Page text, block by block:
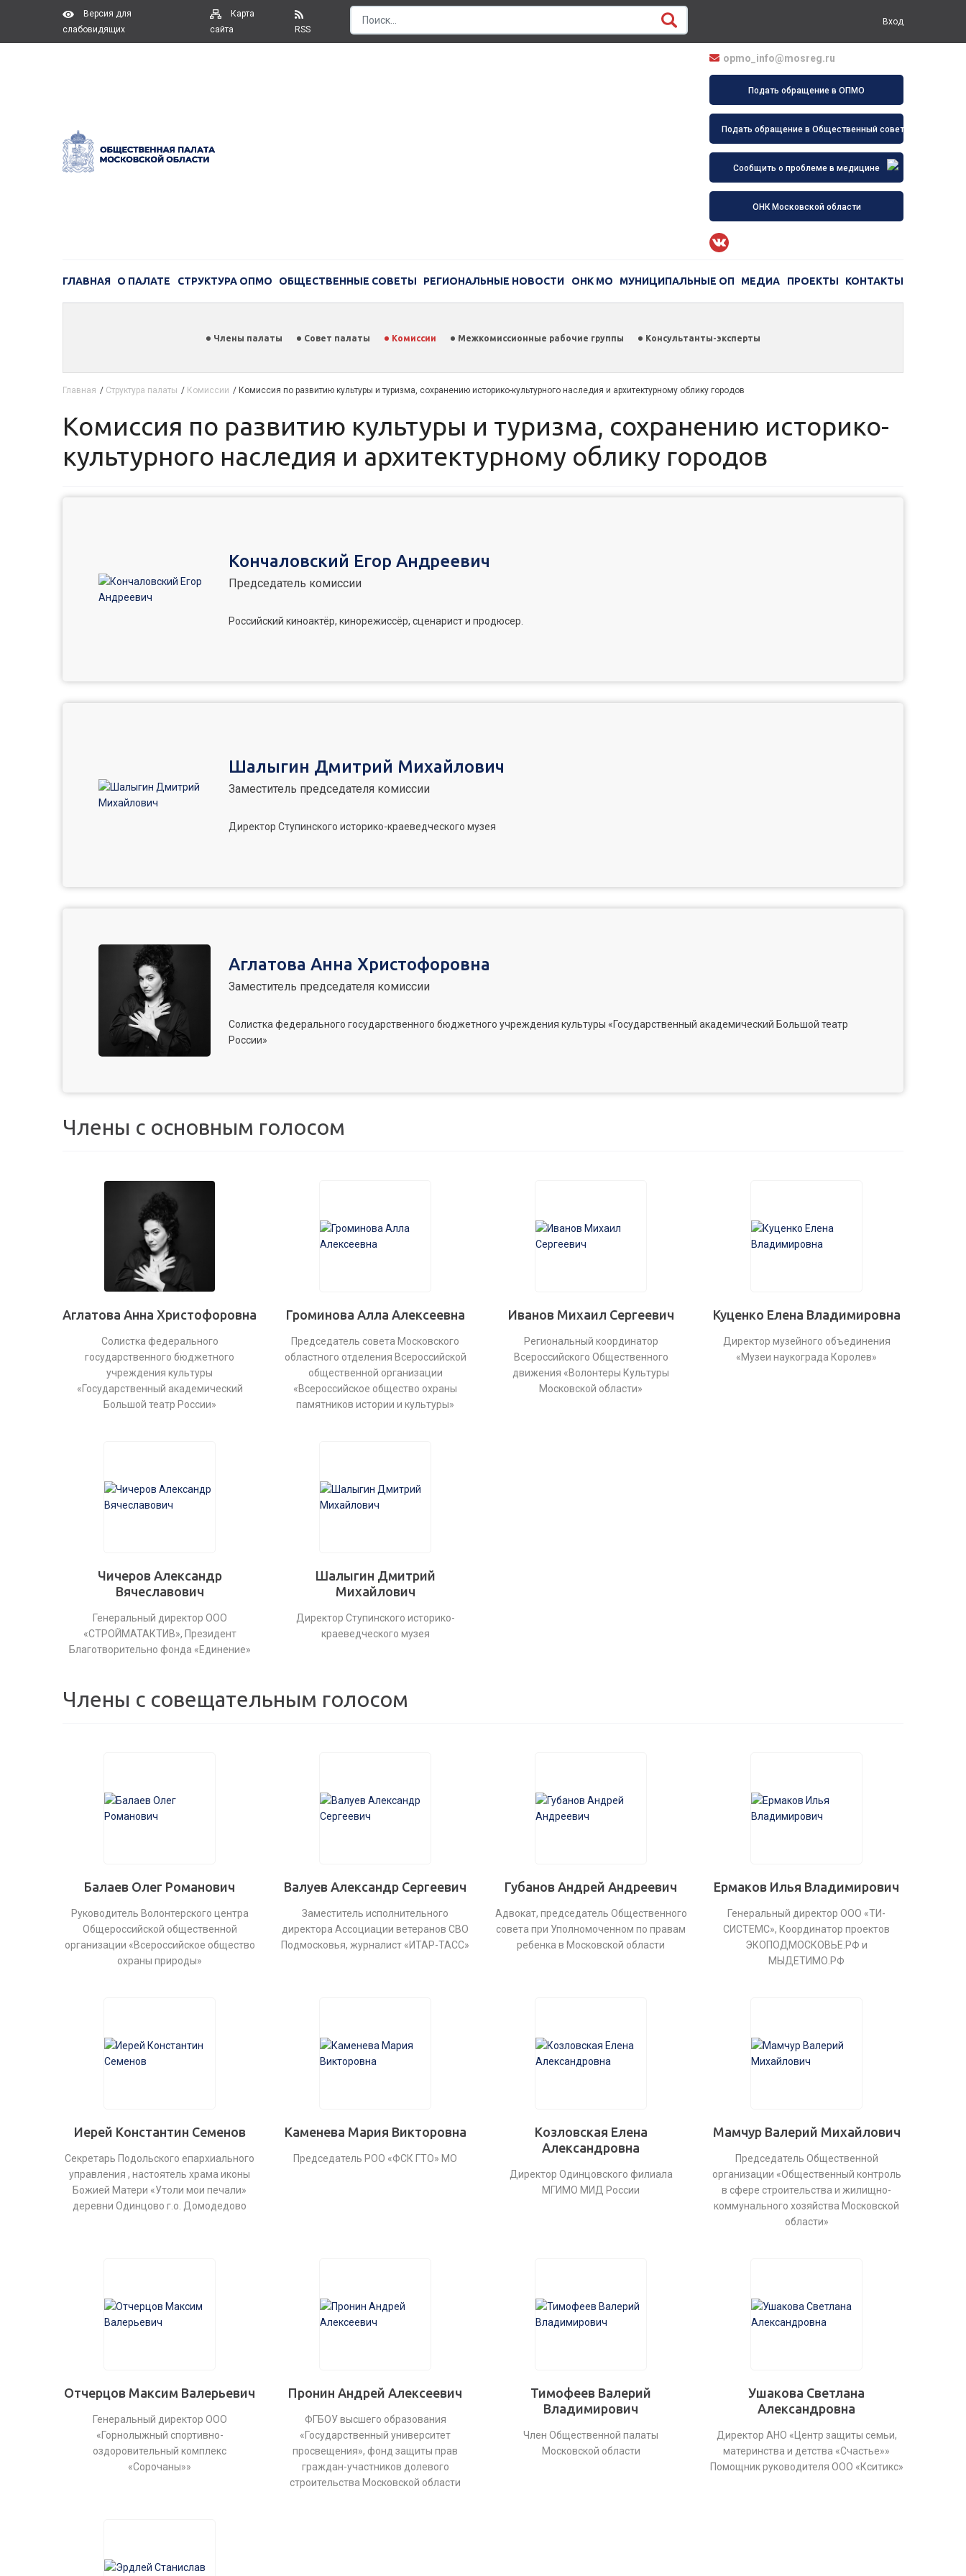
Версия для
слабовидящих
Карта
сайта
RSS
Вход
opmo_info@mosreg.ru
Подать обращение в ОПМО
Подать обращение в Общественный совет
Сообщить о проблеме в медицине
ОНК Московской области
ГЛАВНАЯ О ПАЛАТЕ СТРУКТУРА ОПМО ОБЩЕСТВЕННЫЕ СОВЕТЫ РЕГИОНАЛЬНЫЕ НОВОСТИ ОНК МО МУНИЦИПАЛЬНЫЕ ОП МЕДИА ПРОЕКТЫ КОНТАКТЫ
Члены палаты Совет палаты Комиссии Межкомиссионные рабочие группы Консультанты-эксперты
Главная / Структура палаты / Комиссии / Комиссия по развитию культуры и туризма, сохранению историко-культурного наследия и архитектурному облику городов
Комиссия по развитию культуры и туризма, сохранению историко-
культурного наследия и архитектурному облику городов
Кончаловский Егор Андреевич
Председатель комиссии
Российский киноактёр, кинорежиссёр, сценарист и продюсер.
Шалыгин Дмитрий Михайлович
Заместитель председателя комиссии
Директор Ступинского историко-краеведческого музея
Аглатова Анна Христофоровна
Заместитель председателя комиссии
Солистка федерального государственного бюджетного учреждения культуры «Государственный академический Большой театр
России»
Члены с основным голосом
Аглатова Анна Христофоровна
Солистка федерального
государственного бюджетного
учреждения культуры
«Государственный академический
Большой театр России»
Громинова Алла Алексеевна
Председатель совета Московского
областного отделения Всероссийской
общественной организации
«Всероссийское общество охраны
памятников истории и культуры»
Иванов Михаил Сергеевич
Региональный координатор
Всероссийского Общественного
движения «Волонтеры Культуры
Московской области»
Куценко Елена Владимировна
Директор музейного объединения
«Музеи наукограда Королев»
Чичеров Александр
Вячеславович
Генеральный директор ООО
«СТРОЙМАТАКТИВ», Президент
Благотворительно фонда «Единение»
Шалыгин Дмитрий
Михайлович
Директор Ступинского историко-
краеведческого музея
Члены с совещательным голосом
Балаев Олег Романович
Руководитель Волонтерского центра
Общероссийской общественной
организации «Всероссийское общество
охраны природы»
Валуев Александр Сергеевич
Заместитель исполнительного
директора Ассоциации ветеранов СВО
Подмосковья, журналист «ИТАР-ТАСС»
Губанов Андрей Андреевич
Адвокат, председатель Общественного
совета при Уполномоченном по правам
ребенка в Московской области
Ермаков Илья Владимирович
Генеральный директор ООО «ТИ-
СИСТЕМС», Координатор проектов
ЭКОПОДМОСКОВЬЕ.РФ и
МЫДЕТИМО.РФ
Иерей Константин Семенов
Секретарь Подольского епархиального
управления , настоятель храма иконы
Божией Матери «Утоли мои печали»
деревни Одинцово г.о. Домодедово
Каменева Мария Викторовна
Председатель РОО «ФСК ГТО» МО
Козловская Елена
Александровна
Директор Одинцовского филиала
МГИМО МИД России
Мамчур Валерий Михайлович
Председатель Общественной
организации «Общественный контроль
в сфере строительства и жилищно-
коммунального хозяйства Московской
области»
Отчерцов Максим Валерьевич
Генеральный директор ООО
«Горнолыжный спортивно-
оздоровительный комплекс
«Сорочаны»»
Пронин Андрей Алексеевич
ФГБОУ высшего образования
«Государственный университет
просвещения», фонд защиты прав
граждан-участников долевого
строительства Московской области
Тимофеев Валерий
Владимирович
Член Общественной палаты
Московской области
Ушакова Светлана
Александровна
Директор АНО «Центр защиты семьи,
материнства и детства «Счастье»»
Помощник руководителя ООО «Кситикс»